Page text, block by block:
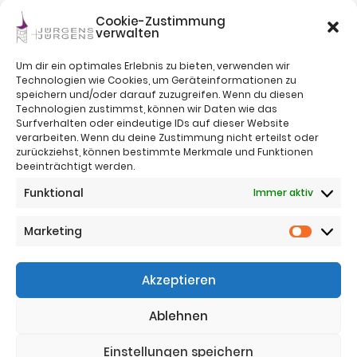
Cookie-Zustimmung
verwalten
Um dir ein optimales Erlebnis zu bieten, verwenden wir
Technologien wie Cookies, um Geräteinformationen zu
speichern und/oder darauf zuzugreifen. Wenn du diesen
Technologien zustimmst, können wir Daten wie das
Surfverhalten oder eindeutige IDs auf dieser Website
verarbeiten. Wenn du deine Zustimmung nicht erteilst oder
zurückziehst, können bestimmte Merkmale und Funktionen
beeinträchtigt werden.
Funktional Immer aktiv
Marketing
Akzeptieren
Ablehnen
Einstellungen speichern
Telefon:+43 (0)664 4221383
office@jj-immo.at